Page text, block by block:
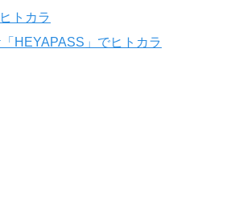
トカラ
HEYAPASS」でヒトカラ